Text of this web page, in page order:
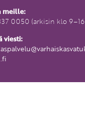
meille:
0050 (arkisin klo
viesti: